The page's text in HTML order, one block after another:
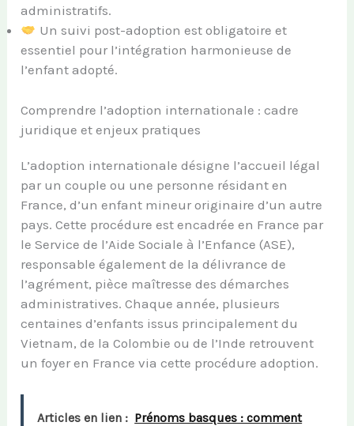
administratifs.
Un suivi post-adoption est obligatoire et
essentiel pour l’intégration harmonieuse de
l’enfant adopté.
Comprendre l’adoption internationale : cadre
juridique et enjeux pratiques
L’adoption internationale désigne l’accueil légal
par un couple ou une personne résidant en
France, d’un enfant mineur originaire d’un autre
pays. Cette procédure est encadrée en France par
le Service de l’Aide Sociale à l’Enfance (ASE),
responsable également de la délivrance de
l’agrément, pièce maîtresse des démarches
administratives. Chaque année, plusieurs
centaines d’enfants issus principalement du
Vietnam, de la Colombie ou de l’Inde retrouvent
un foyer en France via cette procédure adoption.
Articles en lien : Prénoms basques : comment